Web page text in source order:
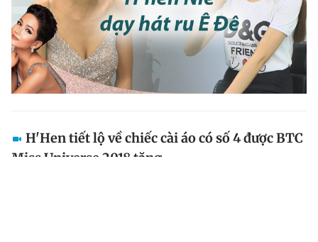
H'Hen tiết lộ về chiếc cài áo có số 4 được BTC
Miss Universe 2018 tặng